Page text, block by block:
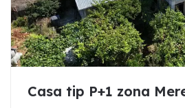
Casa tip P+1 zona